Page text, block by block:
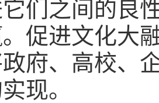
们之间的良
促进文化大
政府、高校、
现。